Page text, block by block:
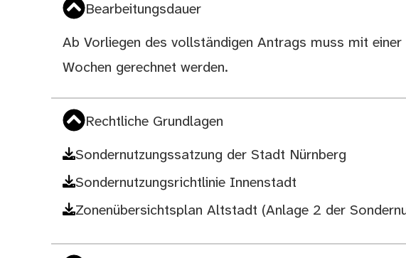
Bearbeitungsdauer
Ab Vorliegen des vollständigen Antrags muss mit
Wochen gerechnet werden.
Rechtliche Grundlagen
Sondernutzungssatzung der Stadt Nürnberg
Sondernutzungsrichtlinie Innenstadt
Zonenübersichtsplan Altstadt (Anlage 2 der